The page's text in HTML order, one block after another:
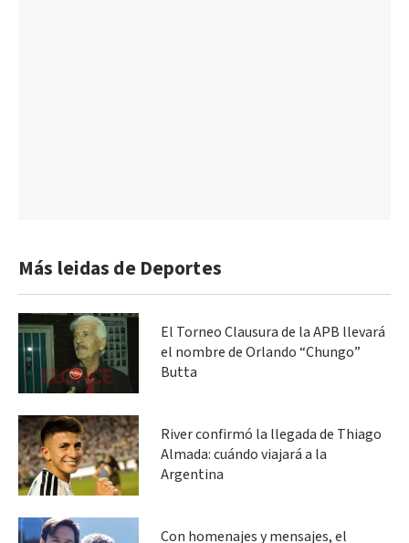
Más leidas de Deportes
El Torneo Clausura de la APB llevará
el nombre de Orlando “Chungo”
Butta
River confirmó la llegada de Thiago
Almada: cuándo viajará a la
Argentina
Con homenajes y mensajes, el